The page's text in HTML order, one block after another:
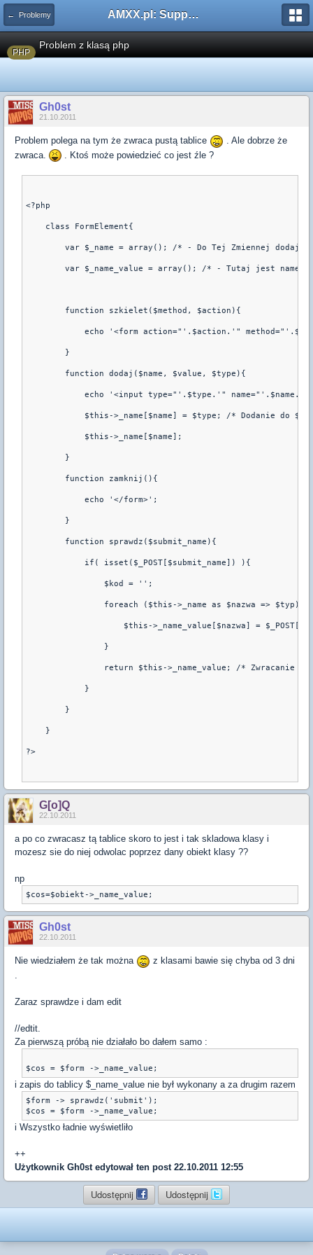
← Problemy AMXX.pl: Support AMX Mod X i SourceMod
PHP
Problem z klasą php
Gh0st
21.10.2011
Problem polega na tym że zwraca pustą tablice
. Ale dobrze że
zwraca.
. Ktoś może powiedzieć co jest źle ?
<?php
    class FormElement{
var $_name = array(); /* - Do Tej Zmiennej dodaje
var $_name_value = array(); /* - Tutaj jest name
        function szkielet($method, $action){
echo '<form action="'.$action.'"
        }
        function dodaj($name, $value, $type){
echo '<input type="'.$type.'"
$this->_name[$name] = $type; /* Dodanie do
            $this->_name[$name];
        }
        function zamknij(){
            echo '</form>';
        }
        function sprawdz($submit_name){
            if( isset($_POST[$submit_name]) ){
                $kod = '';
                foreach ($this->_name as $nazwa => $typ){
$this->_name_value[$nazwa] =
                }
return $this->_name_value; /* Zwracanie
            }
        }
    }
?>
G[o]Q
22.10.2011
a po co zwracasz tą tablice skoro to jest i tak skladowa klasy i
mozesz sie do niej odwolac poprzez dany obiekt klasy ??
np
$cos=$obiekt->_name_value;
Gh0st
22.10.2011
Nie wiedziałem że tak można
z klasami bawie się chyba od 3 dni
Zaraz sprawdze i dam edit
//edtit.
Za pierwszą próbą nie działało bo dałem samo :
i zapis do tablicy $_name_value nie był wykonany a za drugim razem
$form -> sprawdz('submit');
i Wszystko ładnie wyświetliło
++
Użytkownik Gh0st edytował ten post 22.10.2011 12:55
Udostępnij Udostępnij